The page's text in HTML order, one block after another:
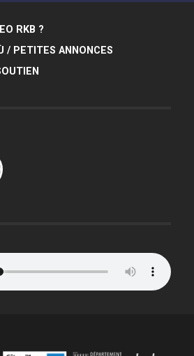
RKB ?
/ PETITES ANNONCES